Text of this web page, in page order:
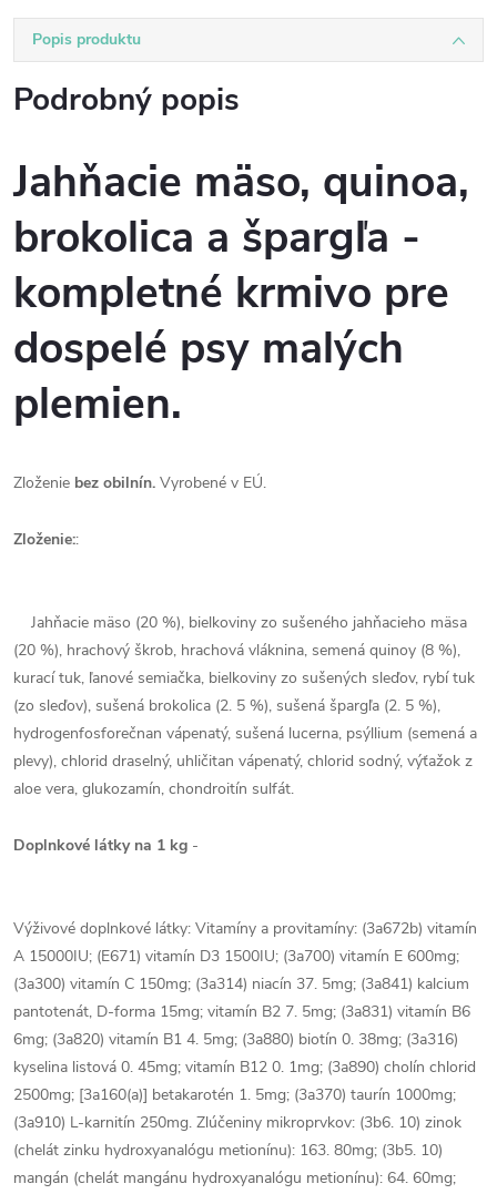
Popis produktu
Podrobný popis
Jahňacie mäso, quinoa,
brokolica a špargľa -
kompletné krmivo pre
dospelé psy malých
plemien.
Zloženie bez obilnín. Vyrobené v EÚ.
Zloženie::
Jahňacie mäso (20 %), bielkoviny zo sušeného jahňacieho mäsa
(20 %), hrachový škrob, hrachová vláknina, semená quinoy (8 %),
kurací tuk, ľanové semiačka, bielkoviny zo sušených sleďov, rybí tuk
(zo sleďov), sušená brokolica (2. 5 %), sušená špargľa (2. 5 %),
hydrogenfosforečnan vápenatý, sušená lucerna, psýllium (semená a
plevy), chlorid draselný, uhličitan vápenatý, chlorid sodný, výťažok z
aloe vera, glukozamín, chondroitín sulfát.
Doplnkové látky na 1 kg -
Výživové doplnkové látky: Vitamíny a provitamíny: (3a672b) vitamín
A 15000IU; (E671) vitamín D3 1500IU; (3a700) vitamín E 600mg;
(3a300) vitamín C 150mg; (3a314) niacín 37. 5mg; (3a841) kalcium
pantotenát, D-forma 15mg; vitamín B2 7. 5mg; (3a831) vitamín B6
6mg; (3a820) vitamín B1 4. 5mg; (3a880) biotín 0. 38mg; (3a316)
kyselina listová 0. 45mg; vitamín B12 0. 1mg; (3a890) cholín chlorid
2500mg; [3a160(a)] betakarotén 1. 5mg; (3a370) taurín 1000mg;
(3a910) L-karnitín 250mg. Zlúčeniny mikroprvkov: (3b6. 10) zinok
(chelát zinku hydroxyanalógu metionínu): 163. 80mg; (3b5. 10)
mangán (chelát mangánu hydroxyanalógu metionínu): 64. 60mg;